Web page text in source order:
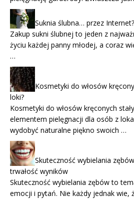
Suknia ślubna… przez
Zakup sukni ślubnej to jeden z
życiu każdej panny młodej, a coraz
…
Kosmetyki do włosów
loki?
Kosmetyki do włosów kręconych
elementem pielęgnacji dla osób z
wydobyć naturalne piękno swoich …
Skuteczność wybielania
trwałość wyników
Skuteczność wybielania zębów to
emocji i pytań. Nie każdy jednak wie,